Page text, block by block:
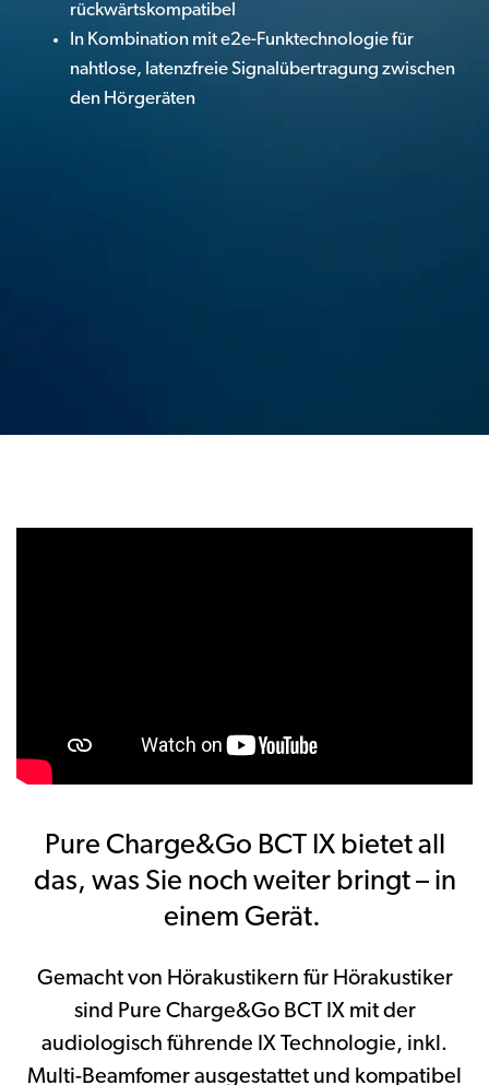
rückwärtskompatibel
In Kombination mit e2e-Funktechnologie für
nahtlose, latenzfreie Signalübertragung zwischen
den Hörgeräten
Pure Charge&Go BCT IX bietet all
das, was Sie noch weiter bringt – in
einem Gerät.
Gemacht von Hörakustikern für Hörakustiker
sind Pure Charge&Go BCT IX mit der
audiologisch führende IX Technologie, inkl.
Multi-Beamfomer ausgestattet und kompatibel